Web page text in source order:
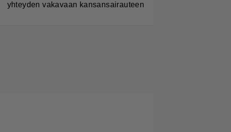
yhteyden vakavaan kansansairauteen